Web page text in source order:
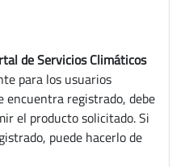
de Servicios Climáticos
para los usuarios
encuentra registrado, debe
el producto solicitado. Si
puede hacerlo de